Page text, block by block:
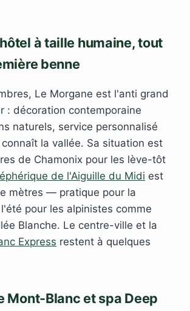
à taille humaine, tout
benne
Le Morgane est l'anti grand
: décoration contemporaine
naturels, service personnalisé
la vallée. Sa situation est
de Chamonix pour les lève-tôt
de l'Aiguille du Midi est
mètres — pratique pour la
pour les alpinistes comme
Blanche. Le centre-ville et la
Express restent à quelques
Mont-Blanc et spa Deep